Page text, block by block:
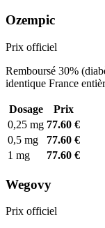
Ozempic
Prix officiel
Remboursé 30%
identique France
Dosage
Prix
0,25 mg 77.60 €
0,5 mg
77.60 €
1 mg
77.60 €
Wegovy
Prix officiel